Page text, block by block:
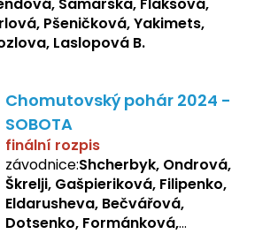
Pšeničková, Yakimets,
Laslopová B.
Chomutovský pohár 2024 -
SOBOTA
finální rozpis
závodnice:Shcherbyk, Ondrová,
Škrelji, Gašpieriková, Filipenko,
Eldarusheva, Bečvářová,
Dotsenko, Formánková,